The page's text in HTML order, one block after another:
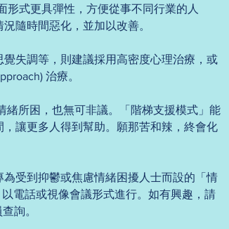
形式更具彈性，方便從事不同行業的人
隨時間惡化，並加以改善。
失調等，則建議採用高密度心理治療，或
治療。
緒所困，也無可非議。「階梯支援模式」能
讓更多人得到幫助。願那苦和辣，終會化
受到抑鬱或焦慮情緒困擾人士而設的「情
電話或視像會議形式進行。如有興趣，請
詢。